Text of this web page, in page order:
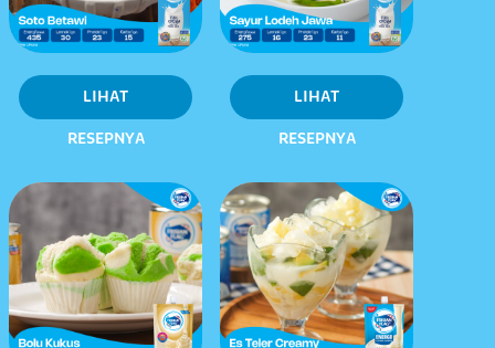
LIHAT
RESEPNYA
LIHAT
RESEPNYA